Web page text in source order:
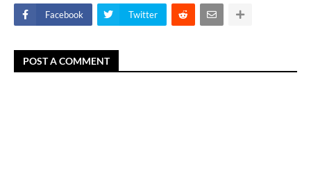
Facebook Twitter
POST A COMMENT